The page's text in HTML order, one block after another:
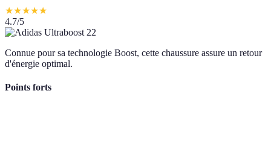
★★★★★
4.7/5
Connue pour sa technologie Boost, cette chaussure assure un retour
d'énergie optimal.
Points forts